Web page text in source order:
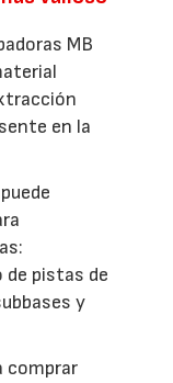
MB
en la
pistas de
y
comprar